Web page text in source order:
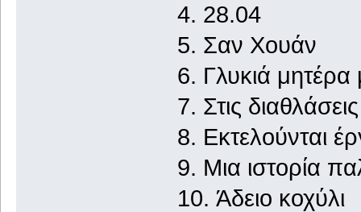
4.
5. Σαν
6. Γλυκιά
7. Στις
8.
9. Μια ιστορία
10.